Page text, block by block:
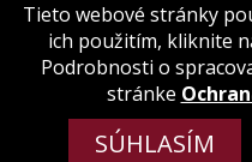
Tieto webové stránky
ich použitím, kliknite
Podrobnosti o
stránke